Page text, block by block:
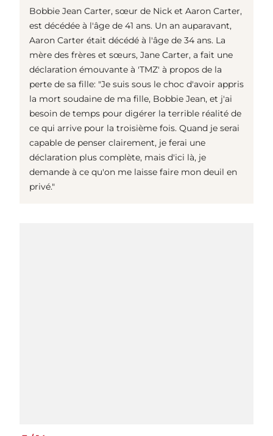
Bobbie Jean Carter, sœur de Nick et Aaron Carter,
est décédée à l'âge de 41 ans. Un an auparavant,
Aaron Carter était décédé à l'âge de 34 ans. La
mère des frères et sœurs, Jane Carter, a fait une
déclaration émouvante à 'TMZ' à propos de la
perte de sa fille: "Je suis sous le choc d'avoir appris
la mort soudaine de ma fille, Bobbie Jean, et j'ai
besoin de temps pour digérer la terrible réalité de
ce qui arrive pour la troisième fois. Quand je serai
capable de penser clairement, je ferai une
déclaration plus complète, mais d'ici là, je
demande à ce qu'on me laisse faire mon deuil en
privé."